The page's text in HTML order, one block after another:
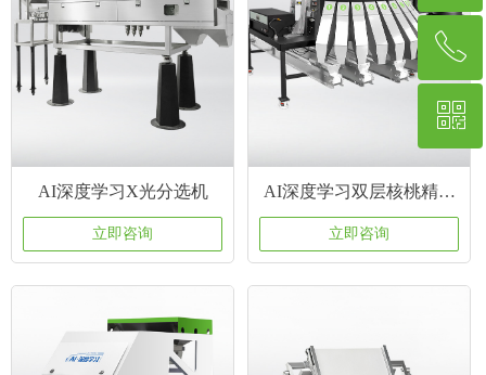
AI深度学习X光分选机
立即咨询
AI深度学习双层核桃精选
机
立即咨询
回到顶部
ꂅ
15818680068
ꀥ